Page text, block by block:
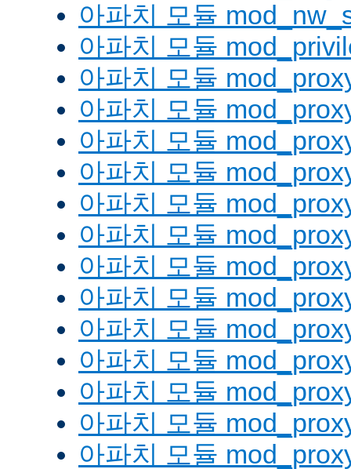
아파치 모듈
아파치 모듈
아파치 모듈
아파치 모듈
아파치 모듈
아파치 모듈
아파치 모듈
아파치 모듈
아파치 모듈
아파치 모듈
아파치 모듈
아파치 모듈
아파치 모듈
아파치 모듈
아파치 모듈